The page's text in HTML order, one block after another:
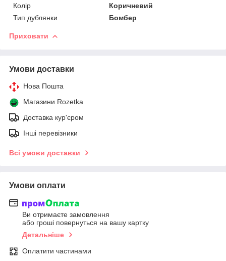
Колір
Коричневий
Тип дублянки
Бомбер
Приховати
Умови доставки
Нова Пошта
Магазини Rozetka
Доставка кур'єром
Інші перевізники
Всі умови доставки
Умови оплати
Ви отримаєте замовлення
або гроші повернуться на вашу картку
Детальніше
Оплатити частинами